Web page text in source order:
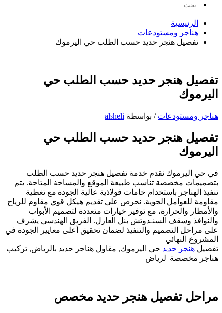
البحث
الرئيسية
هناجر ومستودعات
تفصيل هنجر حديد حسب الطلب حي اليرموك
تفصيل هنجر حديد حسب الطلب حي
اليرموك
هناجر ومستودعات / بواسطة alsheli
تفصيل هنجر حديد حسب الطلب حي
اليرموك
في حي اليرموك نقدم خدمة تفصيل هنجر حديد حسب الطلب
بتصميمات مخصصة تناسب طبيعة الموقع والمساحة المتاحة. يتم
تنفيذ الهناجر باستخدام خامات فولاذية عالية الجودة مع تغطية
مقاومة للعوامل الجوية. نحرص على تقديم هيكل قوي مقاوم للرياح
والأمطار والحرارة، مع توفير خيارات متعددة لتصميم الأبواب
والنوافذ وسقف السنـدوتش بنل العازل. الفريق الهندسي يشرف
على مراحل التصميم والتنفيذ لضمان تحقيق أعلى معايير الجودة في
المشروع النهائي
تفصيل هنجر حديد حي اليرموك, مقاول هناجر حديد بالرياض, تركيب
هناجر مخصصة الرياض
مراحل تفصيل هنجر حديد مخصص